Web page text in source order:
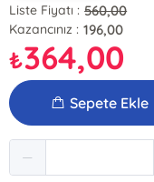
Liste Fiyatı : 560,00
Kazancınız : 196,00
₺364,00
Sepete Ekle